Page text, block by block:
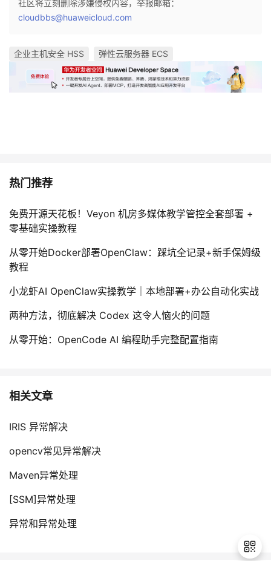
社区将立刻删除涉嫌侵权内容，举报邮箱：
cloudbbs@huaweicloud.com
企业主机安全 HSS 弹性云服务器 ECS
热门推荐
免费开源天花板！Veyon 机房多媒体教学管控全套部署 +
零基础实操教程
从零开始Docker部署OpenClaw：踩坑全记录+新手保姆级
教程
小龙虾AI OpenClaw实操教学｜本地部署+办公自动化实战
两种方法，彻底解决 Codex 这令人恼火的问题
从零开始：OpenCode AI 编程助手完整配置指南
相关文章
IRIS 异常解决
opencv常见异常解决
Maven异常处理
[SSM]异常处理
异常和异常处理